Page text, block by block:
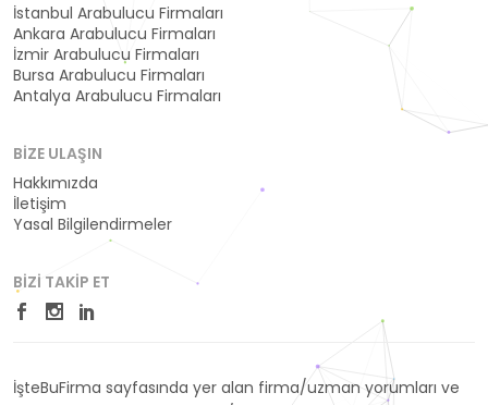
İstanbul Arabulucu Firmaları
Ankara Arabulucu Firmaları
İzmir Arabulucu Firmaları
Bursa Arabulucu Firmaları
Antalya Arabulucu Firmaları
BIZE ULAŞIN
Hakkımızda
İletişim
Yasal Bilgilendirmeler
BIZI TAKIP ET
İşteBuFirma sayfasında yer alan firma/uzman yorumları ve